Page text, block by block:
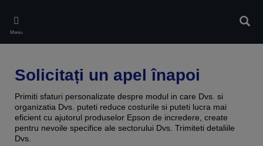
main
content
Meniu
Solicitați un apel înapoi
Primiti sfaturi personalizate despre modul in care Dvs. si
organizatia Dvs. puteti reduce costurile si puteti lucra mai
eficient cu ajutorul produselor Epson de incredere, create
pentru nevoile specifice ale sectorului Dvs. Trimiteti detaliile
Dvs.